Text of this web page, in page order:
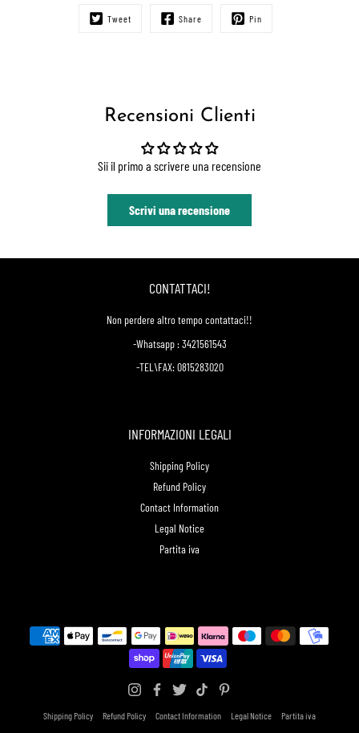
Tweet Share Pin
Recensioni Clienti
Sii il primo a scrivere una recensione
Scrivi una recensione
CONTATTACI!
Non perdere altro tempo contattaci!!
-Whatsapp : 3421561543
-TEL\FAX: 0815283020
INFORMAZIONI LEGALI
Shipping Policy
Refund Policy
Contact Information
Legal Notice
Partita iva
Shipping Policy Refund Policy Contact Information Legal Notice Partita iva